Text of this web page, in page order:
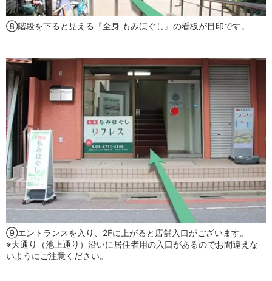
⑧階段を下ると見える『全身 もみほぐし』の看板が目印です。
⑨エントランスを入り、2Fに上がると店舗入口がございます。
※大通り（池上通り）沿いに居住者用の入口があるのでお間違えな
いようにご注意ください。